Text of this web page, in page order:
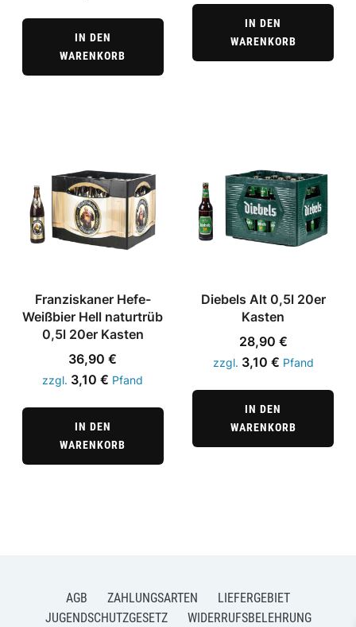
IN DEN
WARENKORB
IN DEN
WARENKORB
Franziskaner Hefe-
Weißbier Hell naturtrüb
0,5l 20er Kasten
36,90€
zzgl. 3,10€ Pfand
IN DEN
WARENKORB
Diebels Alt 0,5l 20er
Kasten
28,90 €
zzgl. 3,10 € Pfand
IN DEN
WARENKORB
AGB ZAHLUNGSARTEN
LIEFERGEBIET
JUGENDSCHUTZGESETZ
WIDERRUFSBELEHRUNG